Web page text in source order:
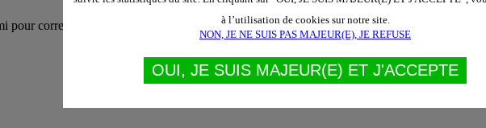
pour correspondre plus facilement
à l’utilisation de cookies sur notre site.
NON, JE NE SUIS PAS MAJEUR(E), JE REFUSE
OUI, JE SUIS MAJEUR(E) ET J'ACCEPTE